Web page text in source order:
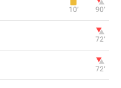
10‎’‎ 90‎’‎
72‎’‎
72‎’‎